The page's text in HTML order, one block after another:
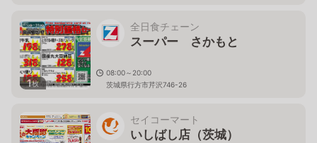
1枚
全日食チェーン
スーパー さかもと
08:00～20:00
茨城県行方市芹沢746-26
セイコーマート
いしばし店（茨城）